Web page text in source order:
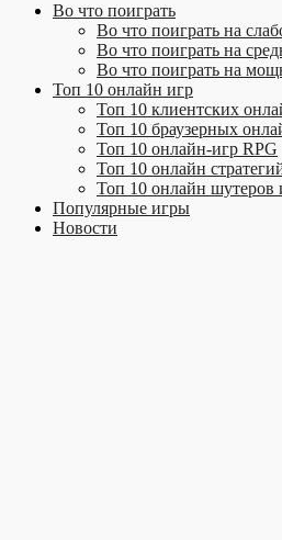
Во что поиграть
Во что поиграть на
Во что поиграть на
Во что поиграть на
Топ 10 онлайн игр
Топ 10 клиентских
Топ 10 браузерных
Топ 10 онлайн-игр RPG
Топ 10 онлайн
Топ 10 онлайн шутеров
Популярные игры
Новости